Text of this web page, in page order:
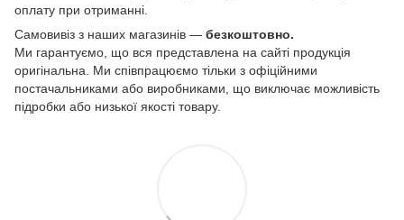
оплату при отриманні.
Самовивіз з наших магазинів — безкоштовно.
Ми гарантуємо, що вся представлена на сайті продукція
оригінальна. Ми співпрацюємо тільки з офіційними
постачальниками або виробниками, що виключає можливість
підробки або низької якості товару.